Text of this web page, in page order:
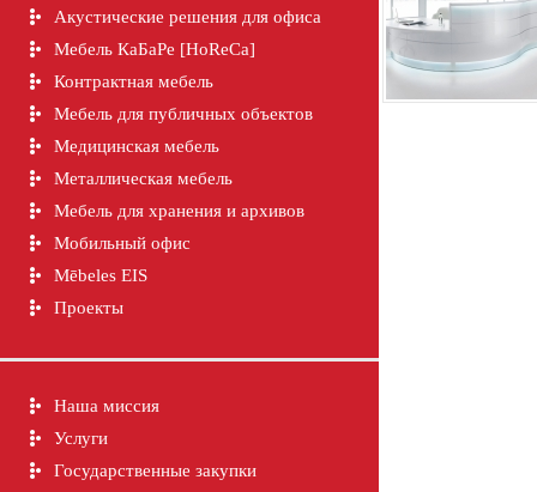
Акустические решения для офиса
Мебель КаБаРе [HoReCa]
Контрактная мебель
Мебель для публичных объектов
Медицинская мебель
Металлическая мебель
Мебель для хранения и архивов
Мобильный офис
Mēbeles EIS
Проекты
Наша миссия
Услуги
Государственные закупки